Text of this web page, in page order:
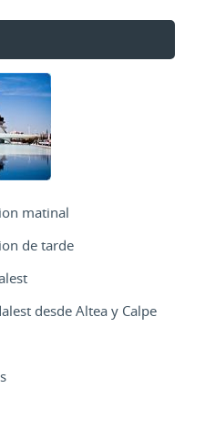
matinal
de tarde
desde Altea y Calpe